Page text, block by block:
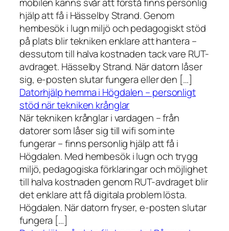
mobilen känns svår att förstå finns personlig
hjälp att få i Hässelby Strand. Genom
hembesök i lugn miljö och pedagogiskt stöd
på plats blir tekniken enklare att hantera –
dessutom till halva kostnaden tack vare RUT-
avdraget. Hässelby Strand. När datorn låser
sig, e-posten slutar fungera eller den […]
Datorhjälp hemma i Högdalen – personligt
stöd när tekniken krånglar
När tekniken krånglar i vardagen – från
datorer som låser sig till wifi som inte
fungerar – finns personlig hjälp att få i
Högdalen. Med hembesök i lugn och trygg
miljö, pedagogiska förklaringar och möjlighet
till halva kostnaden genom RUT-avdraget blir
det enklare att få digitala problem lösta.
Högdalen. När datorn fryser, e-posten slutar
fungera […]